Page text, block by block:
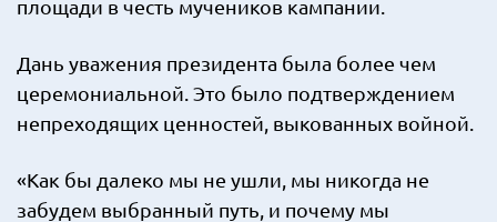
площади в честь мучеников кампании.
Дань уважения президента была более чем
церемониальной. Это было подтверждением
непреходящих ценностей, выкованных войной.
«Как бы далеко мы не ушли, мы никогда не
забудем выбранный путь, и почему мы